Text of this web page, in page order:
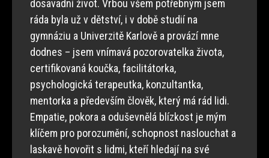
dosavadní život. Vrbou všem potřebným jsem
ráda byla už v dětství, i v době studií na
gymnáziu a Univerzitě Karlově a provází mne
dodnes – jsem vnímavá pozorovatelka života,
certifikovaná koučka, facilitátorka,
psychologická terapeutka, konzultantka,
mentorka a především člověk, který má rád lidi.
Empatie, pokora a oduševnělá blízkost je mým
klíčem pro porozumění, schopnost naslouchat a
laskavě hovořit s lidmi, kteří hledají na své